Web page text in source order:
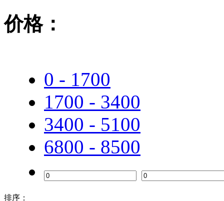
价格：
0 - 1700
1700 - 3400
3400 - 5100
6800 - 8500
排序：